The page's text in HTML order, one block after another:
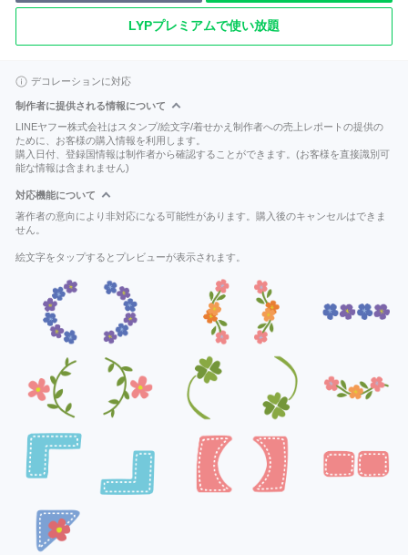
LYPプレミアムで使い放題
デコレーションに対応
制作者に提供される情報について
LINEヤフー株式会社はスタンプ/絵文字/着せかえ制作者への売上レポートの提供の
ために、お客様の購入情報を利用します。
購入日付、登録国情報は制作者から確認することができます。(お客様を直接識別可
能な情報は含まれません)
対応機能について
著作者の意向により非対応になる可能性があります。購入後のキャンセルはできま
せん。
絵文字をタップするとプレビューが表示されます。